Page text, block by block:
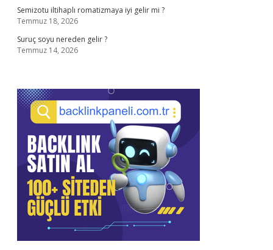
Semizotu iltihaplı romatizmaya iyi gelir mi ?
Temmuz 18, 2026
Suruç soyu nereden gelir ?
Temmuz 14, 2026